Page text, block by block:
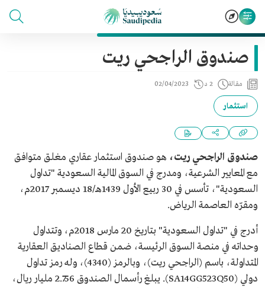
صندوق الراجحي ريت
مقالة 2 د 02/04/2023
استثمار
صندوق الراجحي ريت، هو صندوق استثمار عقاري مغلق متوافق
مع المعايير الشرعية، ومدرج في السوق المالية السعودية "تداول
السعودية"، تأسس في 30 ربيع الأول 1439هـ/18 ديسمبر 2017م،
ومقرّه العاصمة الرياض.
أدرج في "تداول السعودية" بتاريخ 20 مارس 2018م، وتتداول
وحداته في منصة السوق الرئيسة، ضمن قطاع الصناديق العقارية
المتداولة، باسم (الراجحي ريت)، وبالرمز (4340)، وله رمز تداول
دولي (SA14GG523Q50). يبلغ رأسمال الصندوق 2.756 مليار ريال،